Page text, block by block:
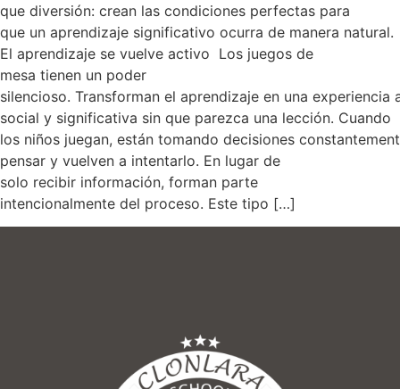
que diversión: crean las condiciones perfectas para
que un aprendizaje significativo ocurra de manera natural.
El aprendizaje se vuelve activo Los juegos de
mesa tienen un poder
silencioso. Transforman el aprendizaje en una experiencia
social y significativa sin que parezca una lección. Cuando
los niños juegan, están tomando decisiones
pensar y vuelven a intentarlo. En lugar de
solo recibir información, forman parte
intencionalmente del proceso. Este tipo […]